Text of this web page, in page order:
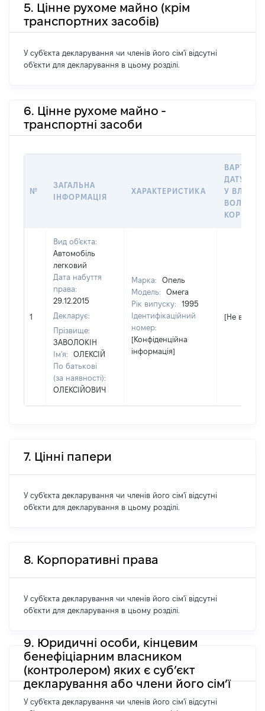
5. Цінне рухоме майно (крім
транспортних засобів)
У суб'єкта декларування чи членів його сім'ї відсутні
об'єкти для декларування в цьому розділі.
6. Цінне рухоме майно -
транспортні засоби
№
ЗАГАЛЬНА
ІНФОРМАЦІЯ
ХАРАКТЕРИСТИКА
ДАТУ
У
1
Вид об'єкта:
Автомобіль
легковий
Дата набуття
права:
29.12.2015
Декларує:
Прізвище:
ЗАВОЛОКІН
Ім'я:
ОЛЕКСІЙ
По батькові
(за наявності):
ОЛЕКСІЙОВИЧ
Марка:
Опель
Модель:
Омега
Рік випуску:
1995
Ідентифікаційний
номер:
[Конфіденційна
інформація]
[Не відомо]
7. Цінні папери
У суб'єкта декларування чи членів його сім'ї відсутні
об'єкти для декларування в цьому розділі.
8. Корпоративні права
У суб'єкта декларування чи членів його сім'ї відсутні
об'єкти для декларування в цьому розділі.
9. Юридичні особи, кінцевим
бенефіціарним власником
(контролером) яких є суб’єкт
декларування або члени його сім’ї
У суб'єкта декларування чи членів його сім'ї відсутні